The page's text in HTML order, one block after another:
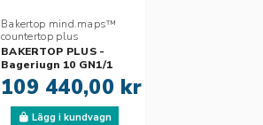
Bakertop mind.maps™
countertop plus
BAKERTOP PLUS -
Bageriugn 10 GN1/1
109 440,00 kr
Lägg i kundvagn